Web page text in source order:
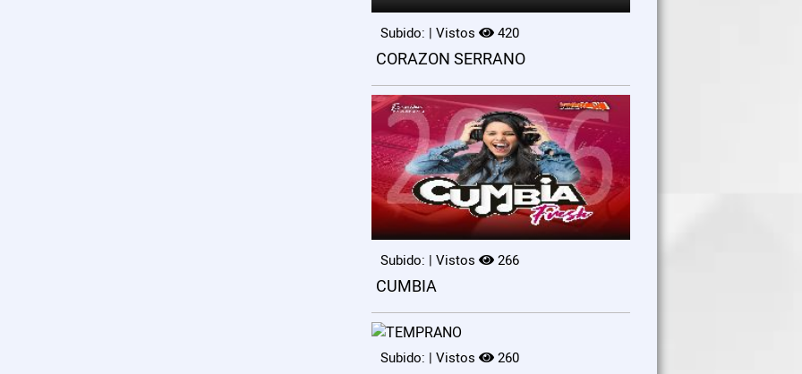
Subido: | Vistos 420
CORAZON SERRANO
Subido: | Vistos 266
CUMBIA
Subido: | Vistos 260